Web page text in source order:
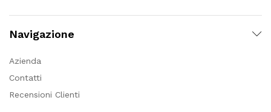
Navigazione
Azienda
Contatti
Recensioni Clienti